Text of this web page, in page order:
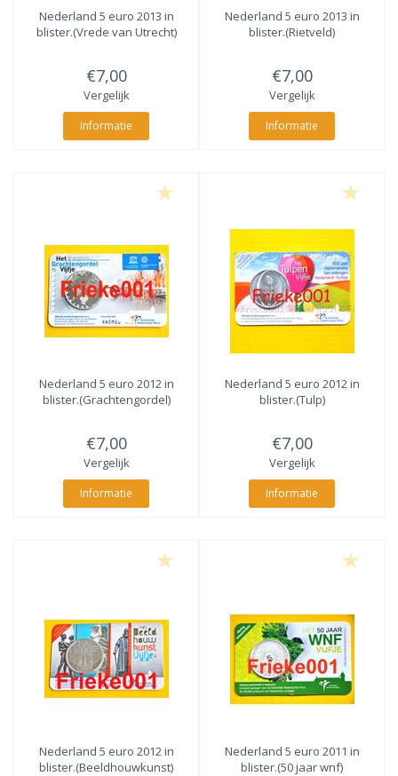
Nederland 5 euro 2013 in
blister.(Vrede van Utrecht)
€7,00
Vergelijk
Informatie
Nederland 5 euro 2013 in
blister.(Rietveld)
€7,00
Vergelijk
Informatie
Nederland 5 euro 2012 in
blister.(Grachtengordel)
€7,00
Vergelijk
Informatie
Nederland 5 euro 2012 in
blister.(Tulp)
€7,00
Vergelijk
Informatie
Nederland 5 euro 2012 in
blister.(Beeldhouwkunst)
Nederland 5 euro 2011 in
blister.(50 jaar wnf)